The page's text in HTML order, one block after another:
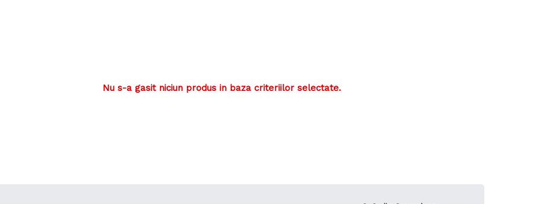
Nu s-a gasit niciun produs in baza criteriilor selectate.